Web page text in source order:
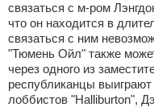
связаться с м-ром
что он находится в
связаться с ним
"Тюмень Ойл" также
через одного из
республиканцы
лоббистов "Halliburton",